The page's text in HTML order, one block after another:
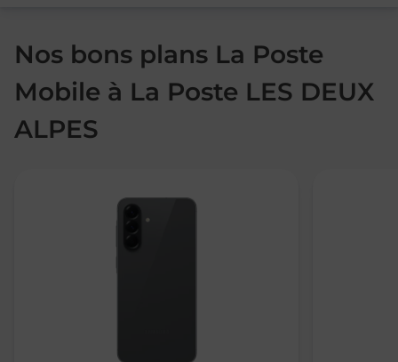
Nos bons plans La Poste
Mobile à La Poste LES DEUX
ALPES